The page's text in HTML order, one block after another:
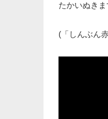
たかいぬき
(「しんぶん